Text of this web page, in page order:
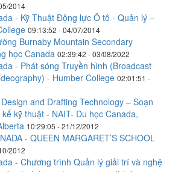
2014
- Kỹ Thuật Động lực Ô tô - Quản lý –
09:13:52 - 04/07/2014
Burnaby Mountain Secondary
học Canada 02:39:42 - 03/08/2022
- Phát sóng Truyền hình (Broadcast
- Humber College 02:01:51 -
and Drafting Technology – Soạn
kỹ thuật - NAIT- Du học Canada,
10:29:05 - 21/12/2012
- QUEEN MARGARET’S SCHOOL
2012
- Chương trình Quản lý giải trí và nghệ